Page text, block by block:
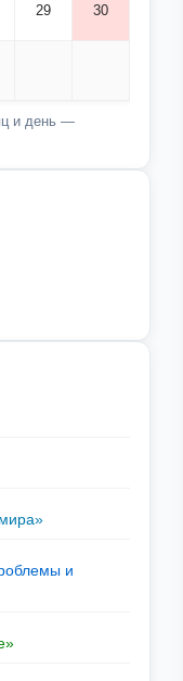
29 30
и день —
и